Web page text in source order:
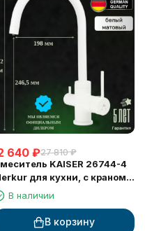
640 ₽27 810 ₽
KAISER 26744-4
для кухни, с краном
питьевой воды, белый
В наличии
В корзину